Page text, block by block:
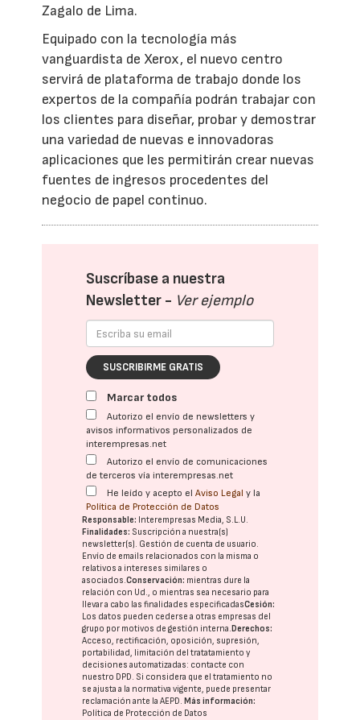
Zagalo de Lima.
Equipado con la tecnología más
vanguardista de Xerox, el nuevo centro
servirá de plataforma de trabajo donde los
expertos de la compañía podrán trabajar con
los clientes para diseñar, probar y demostrar
una variedad de nuevas e innovadoras
aplicaciones que les permitirán crear nuevas
fuentes de ingresos procedentes del
negocio de papel continuo.
Suscríbase a nuestra
Newsletter - Ver ejemplo
SUSCRIBIRME GRATIS
Marcar todos
Autorizo el envío de newsletters y
avisos informativos personalizados de
interempresas.net
Autorizo el envío de comunicaciones
de terceros vía interempresas.net
He leído y acepto elAviso Legal y la
Política de Protección de Datos
Responsable: Interempresas Media, S.L.U.
Finalidades: Suscripción a nuestra(s)
newsletter(s). Gestión de cuenta de usuario.
Envío de emails relacionados con la misma o
relativos a intereses similares o
asociados.Conservación: mientras dure la
relación con Ud., o mientras sea necesario para
llevar a cabo las finalidades especificadasCesión:
Los datos pueden cederse a otras empresas del
grupo por motivos de gestión interna. Derechos:
Acceso, rectificación, oposición, supresión,
portabilidad, limitación del tratatamiento y
decisiones automatizadas: contacte con
nuestro DPD. Si considera que el tratamiento no
se ajusta a la normativa vigente, puede presentar
reclamación ante laAEPD. Más información:
Política de Protección de Datos